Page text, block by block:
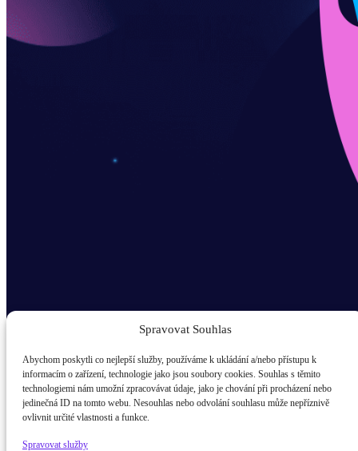
Spravovat Souhlas
Abychom poskytli co nejlepší služby, používáme k ukládání a/nebo přístupu k
informacím o zařízení, technologie jako jsou soubory cookies. Souhlas s těmito
technologiemi nám umožní zpracovávat údaje, jako je chování při procházení nebo
jedinečná ID na tomto webu. Nesouhlas nebo odvolání souhlasu může nepříznivě
ovlivnit určité vlastnosti a funkce.
Spravovat služby
Odběr novinek popup
E-mail